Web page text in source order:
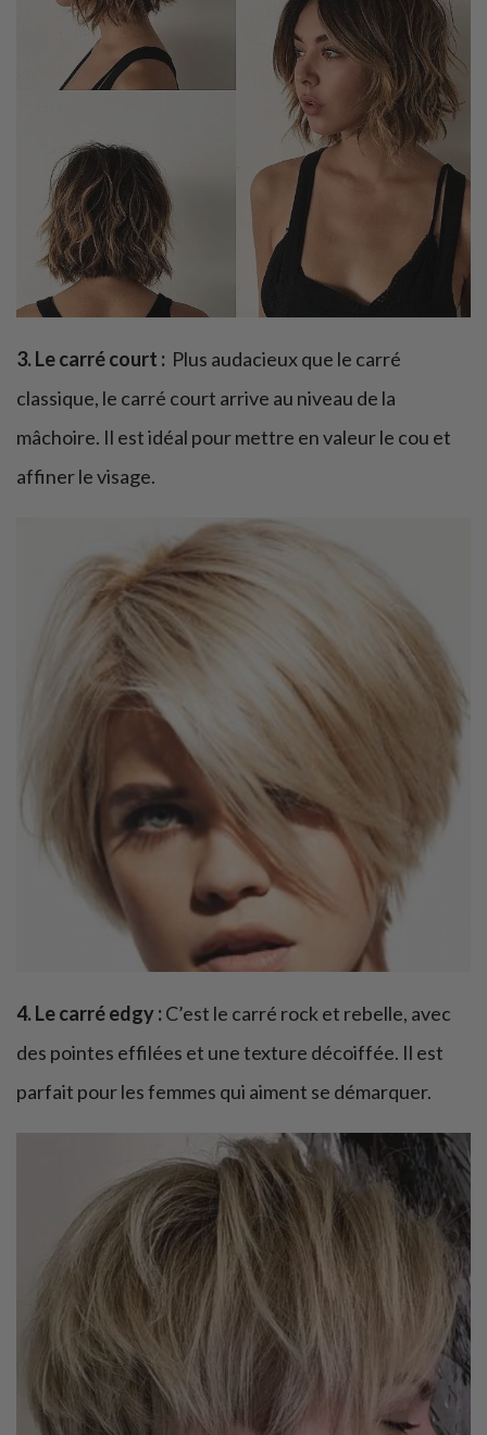
3. Le carré court : Plus audacieux que le carré
classique, le carré court arrive au niveau de la
mâchoire. Il est idéal pour mettre en valeur le cou et
affiner le visage.
4. Le carré edgy :C’est le carré rock et rebelle, avec
des pointes effilées et une texture décoiffée. Il est
parfait pour les femmes qui aiment se démarquer.